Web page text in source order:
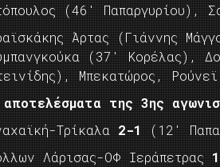
(46′ Παπαργυρίου),
Άρτας (Γιάννης
(37′ Κορέλας),
Μπεκατώρος,
της 3ης
Τρίκαλα 2-1
(12′
Λάρισας-ΟΦ Ιεράπετρας